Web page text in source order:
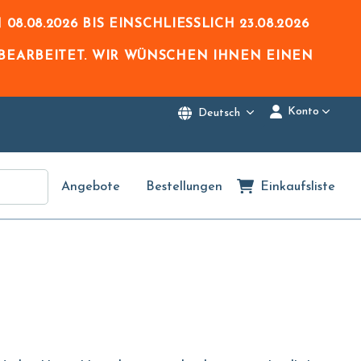
08.08.2026BIS EINSCHLIESSLICH 23.08.2026
WIR WÜNSCHEN IHNEN EINEN
Deutsch Konto
Angebote Bestellungen Einkaufsliste